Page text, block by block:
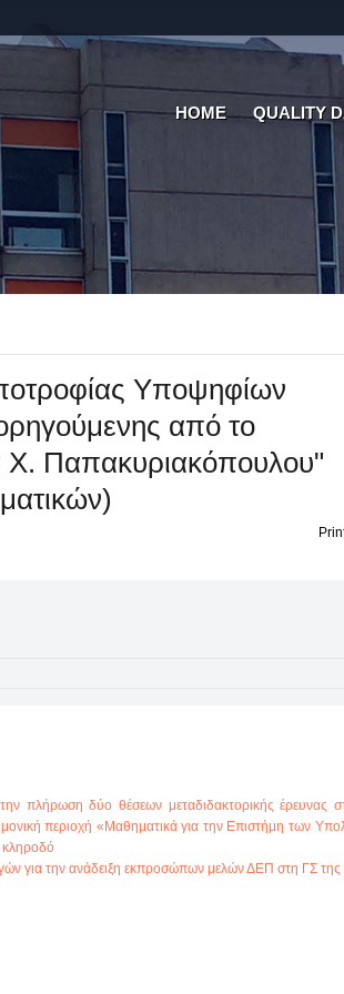
HOME QUALITY
Υποψηφίων
από το
Χ. Παπακυριακόπουλου"
πλήρωση δύο θέσεων μεταδιδακτορικής έρευνας
περιοχή «Μαθηματικά για την Επιστήμη των
κληροδό
για την ανάδειξη εκπροσώπων μελών ΔΕΠ στη ΓΣ